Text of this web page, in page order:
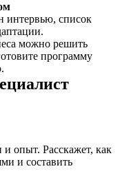
интервью, список
можно решить
программу
опыт. Расскажет, как
и составить